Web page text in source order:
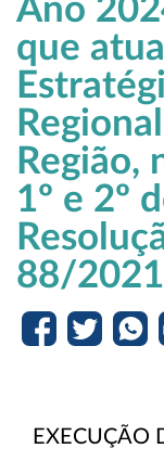
Ano
que
Região,
1º e 2º
88/
EXECUÇÃO